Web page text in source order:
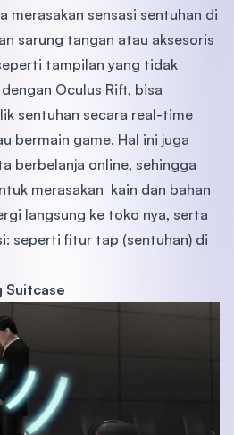
merasakan sensasi sentuhan di
sarung tangan atau aksesoris
tampilan yang tidak
Oculus Rift, bisa
sentuhan secara real-time
bermain game. Hal ini juga
berbelanja online, sehingga
merasakan kain dan bahan
langsung ke toko nya, serta
seperti fitur tap (sentuhan) di
Suitcase